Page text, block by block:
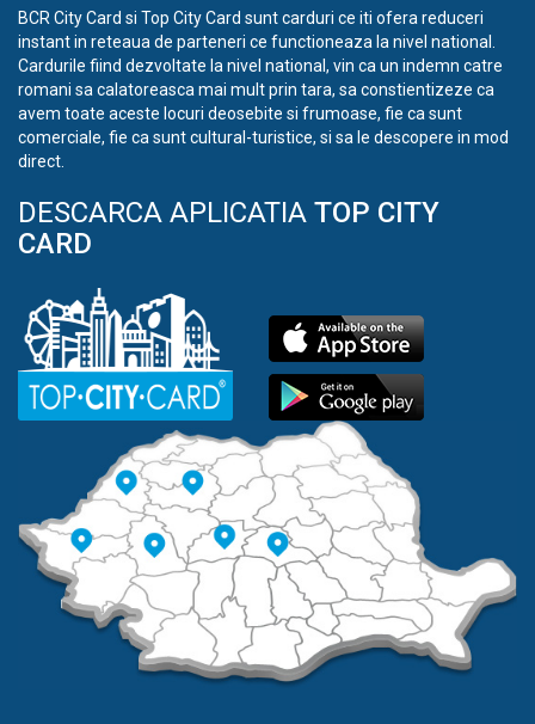
BCR City Card si Top City Card sunt carduri ce iti ofera reduceri
instant in reteaua de parteneri ce functioneaza la nivel national.
Cardurile fiind dezvoltate la nivel national, vin ca un indemn catre
romani sa calatoreasca mai mult prin tara, sa constientizeze ca
avem toate aceste locuri deosebite si frumoase, fie ca sunt
comerciale, fie ca sunt cultural-turistice, si sa le descopere in mod
direct.
DESCARCA APLICATIA TOP CITY
CARD